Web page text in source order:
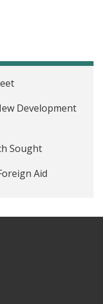
Development
Sought
Aid